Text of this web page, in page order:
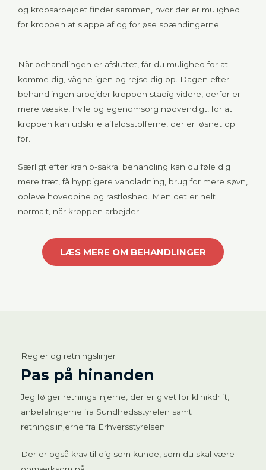
og kropsarbejdet finder sammen, hvor der er mulighed
for kroppen at slappe af og forløse spændingerne.
Når behandlingen er afsluttet, får du mulighed for at
komme dig, vågne igen og rejse dig op. Dagen efter
behandlingen arbejder kroppen stadig videre, derfor er
mere væske, hvile og egenomsorg nødvendigt, for at
kroppen kan udskille affaldsstofferne, der er løsnet op
for.
Særligt efter kranio-sakral behandling kan du føle dig
mere træt, få hyppigere vandladning, brug for mere søvn,
opleve hovedpine og rastløshed. Men det er helt
normalt, når kroppen arbejder.
LÆS MERE OM BEHANDLINGER
Regler og retningslinjer
Pas på hinanden
Jeg følger retningslinjerne, der er givet for klinikdrift,
anbefalingerne fra Sundhedsstyrelen samt
retningslinjerne fra Erhversstyrelsen.
Der er også krav til dig som kunde, som du skal være